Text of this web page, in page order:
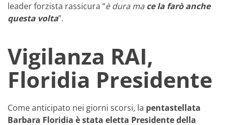
leader forzista rassicura “è dura ma ce la farò anche
questa volta”.
Vigilanza RAI,
Floridia Presidente
Come anticipato nei giorni scorsi, la pentastellata
Barbara Floridia è stata eletta Presidente della